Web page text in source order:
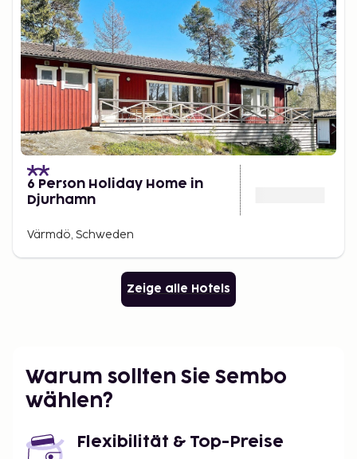
6 Person Holiday Home in
Djurhamn
Värmdö, Schweden
Zeige alle Hotels
Warum sollten Sie Sembo
wählen?
Flexibilität & Top-Preise